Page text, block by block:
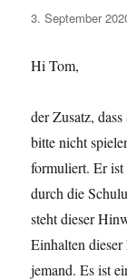
3. September
Hi Tom,
der Zusatz,
bitte nicht
formuliert. Er
durch die
steht dieser
Einhalten
jemand. Es ist